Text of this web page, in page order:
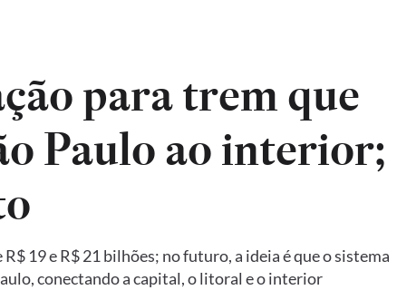
para trem que
Paulo ao interior;
19 e R$ 21 bilhões; no futuro, a ideia é que o sistema
conectando a capital, o litoral e o interior